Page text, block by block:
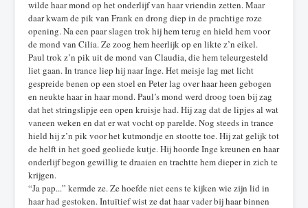
wilde haar mond op het onderlijf van haar vriendin zetten. Maar
daar kwam de pik van Frank en drong diep in de prachtige roze
opening. Na een paar slagen trok hij hem terug en hield hem voor
de mond van Cilia. Ze zoog hem heerlijk op en likte z’n eikel.
Paul trok z’n pik uit de mond van Claudia, die hem teleurgesteld
liet gaan. In trance liep hij naar Inge. Het meisje lag met licht
gespreide benen op een stoel en Peter lag over haar heen gebogen
en neukte haar in haar mond. Paul’s mond werd droog toen bij zag
dat het stringslipje een open kruisje had. Hij zag dat de lipjes al wat
vaneen weken en dat er wat vocht op parelde. Nog steeds in trance
hield hij z’n pik voor het kutmondje en stootte toe. Hij zat gelijk tot
de helft in het goed geoliede kutje. Hij hoorde Inge kreunen en haar
onderlijf begon gewillig te draaien en trachtte hem dieper in zich te
krijgen.
“Ja pap...” kermde ze. Ze hoefde niet eens te kijken wie zijn lid in
haar had gestoken. Intuïtief wist ze dat haar vader bij haar binnen